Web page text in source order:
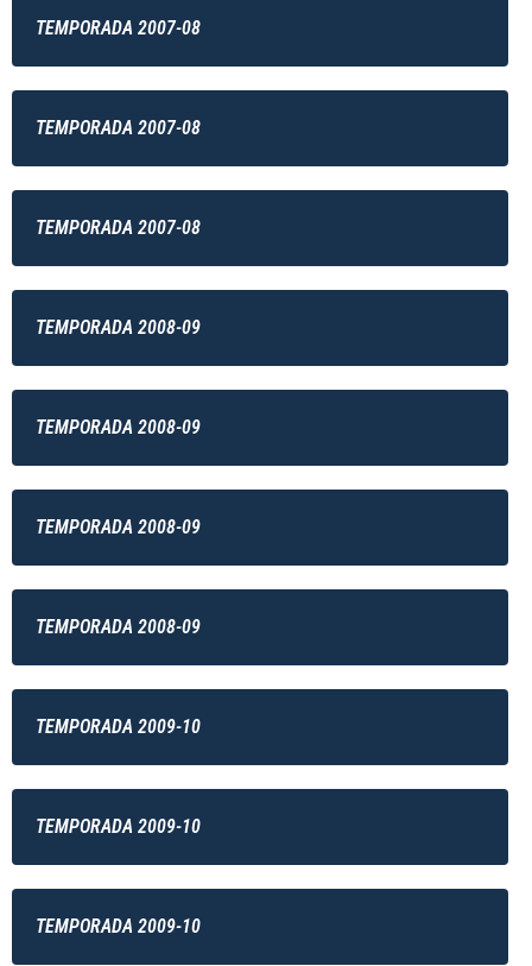
TEMPORADA 2007-08
TEMPORADA 2007-08
TEMPORADA 2007-08
TEMPORADA 2008-09
TEMPORADA 2008-09
TEMPORADA 2008-09
TEMPORADA 2008-09
TEMPORADA 2009-10
TEMPORADA 2009-10
TEMPORADA 2009-10